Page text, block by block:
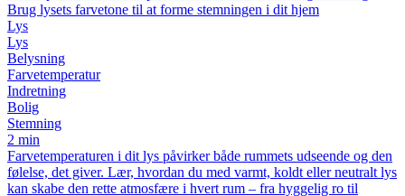
Brug lysets farvetone til at forme stemningen i dit hjem
Lys
Lys
Belysning
Farvetemperatur
Indretning
Bolig
Stemning
2 min
Farvetemperaturen i dit lys påvirker både rummets udseende og den
følelse, det giver. Lær, hvordan du med varmt, koldt eller neutralt lys
kan skabe den rette atmosfære i hvert rum – fra hyggelig ro til